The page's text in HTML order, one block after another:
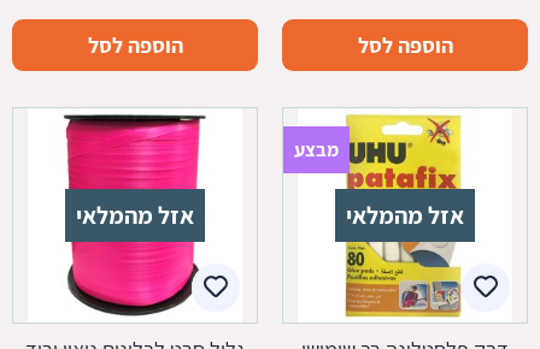
הוספה לסל הוספה לסל
אזל מהמלאי
מבצע
אזל מהמלאי